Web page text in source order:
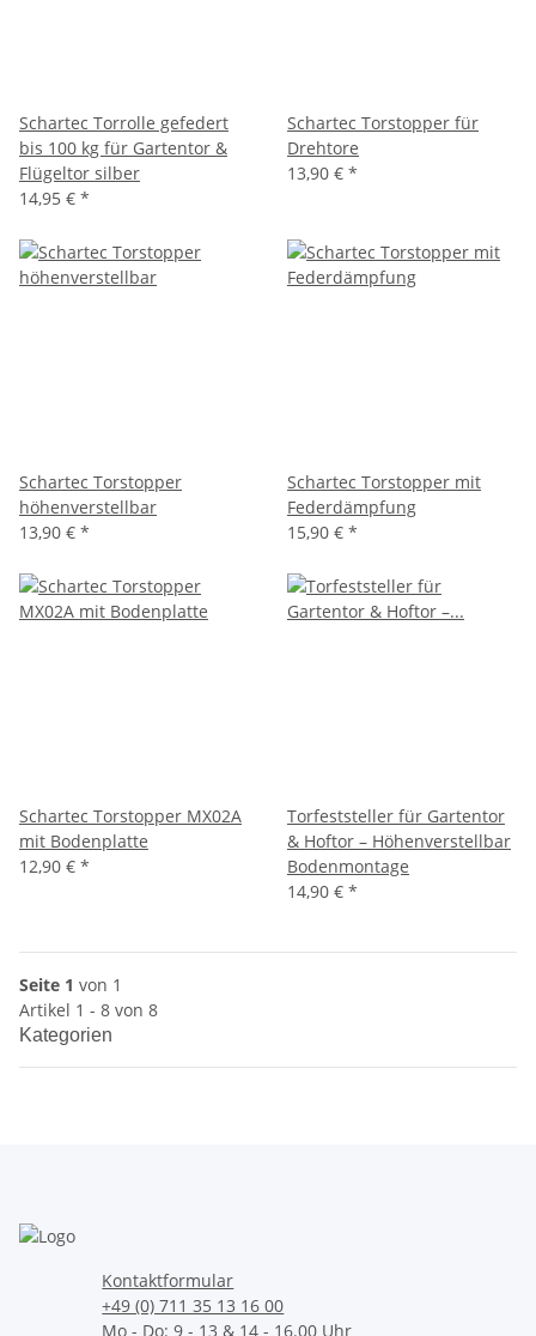
Schartec Torrolle gefedert
bis 100 kg für Gartentor &
Flügeltor silber
14,95 € *
Schartec Torstopper für
Drehtore
13,90 € *
Schartec Torstopper
höhenverstellbar
13,90 € *
Schartec Torstopper mit
Federdämpfung
15,90 € *
Schartec Torstopper MX02A
mit Bodenplatte
12,90 € *
Torfeststeller für Gartentor
& Hoftor – Höhenverstellbar
Bodenmontage
14,90 € *
Seite 1 von 1
Artikel 1 - 8 von 8
Kategorien
Kontaktformular
+49 (0) 711 35 13 16 00
Mo - Do: 9 - 13 & 14 - 16.00 Uhr